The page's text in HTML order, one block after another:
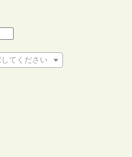
てください
い